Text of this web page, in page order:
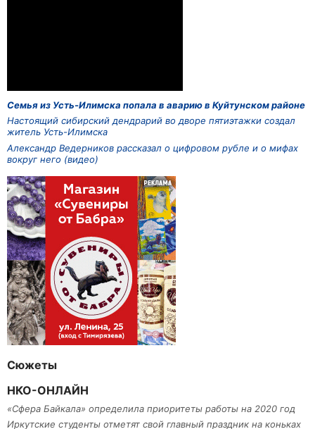
Семья из Усть-Илимска попала в аварию в Куйтунском районе
Настоящий сибирский дендрарий во дворе пятиэтажки создал
житель Усть-Илимска
Александр Ведерников рассказал о цифровом рубле и о мифах
вокруг него (видео)
Сюжеты
НКО-ОНЛАЙН
«Сфера Байкала» определила приоритеты работы на 2020 год
Иркутские студенты отметят свой главный праздник на коньках